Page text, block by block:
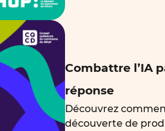
Combattre l’IA
réponse
Découvrez
découverte de